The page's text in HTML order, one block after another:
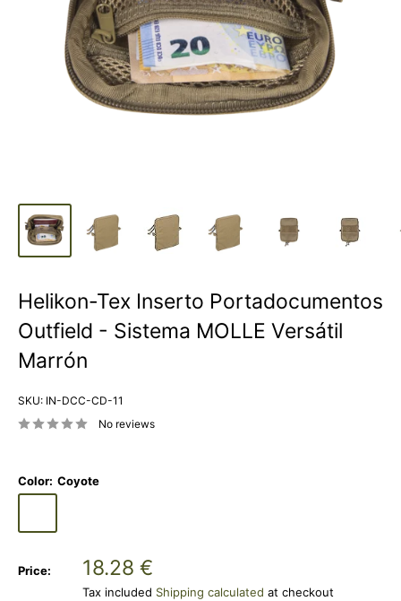
Helikon-Tex Inserto Portadocumentos
Outfield - Sistema MOLLE Versátil
Marrón
SKU: IN-DCC-CD-11
No reviews
Color: Coyote
Price:
Sale
price
18.28 €
Tax included Shipping calculated at checkout